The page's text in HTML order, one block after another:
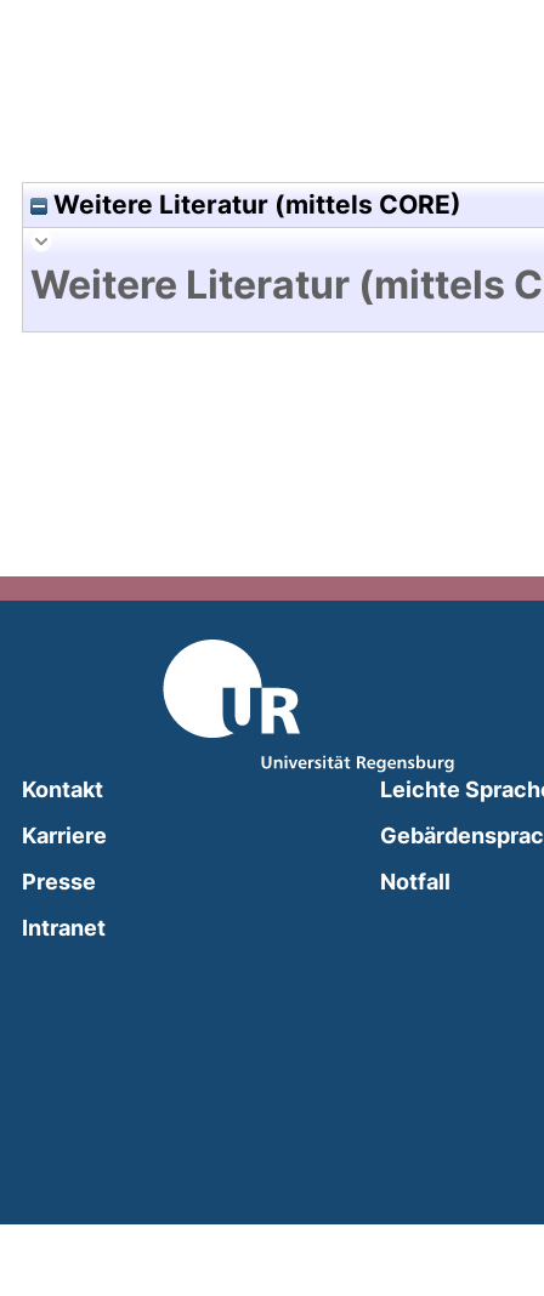
Weitere Literatur (mittels CORE)
Weitere Literatur (mittels
Kontakt
Karriere
Presse
Intranet(external link, opens in a new window)
Leichte
Notfall